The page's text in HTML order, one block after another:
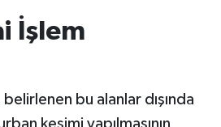
İşlem
bu alanlar dışında
kesimi yapılmasının